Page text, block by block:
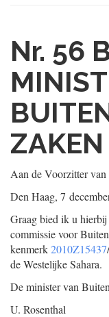
Nr. 56
ZAKEN
Aan de Voorzitter van
Den Haag, 7
Graag bied ik u hierbij
commissie voor
kenmerk2010Z15437/
de Westelijke Sahara.
De minister van
U. Rosenthal